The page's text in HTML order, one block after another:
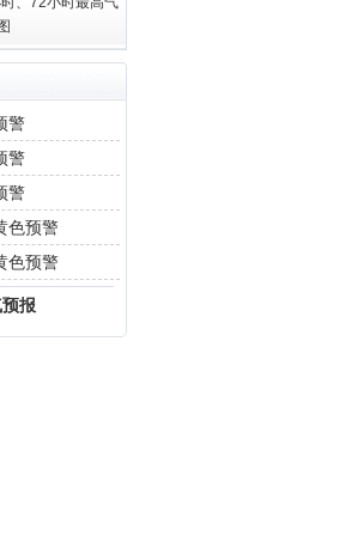
警
警
警
色预警
色预警
报